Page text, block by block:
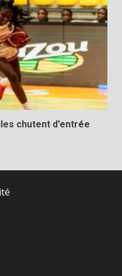
chutent d’entrée